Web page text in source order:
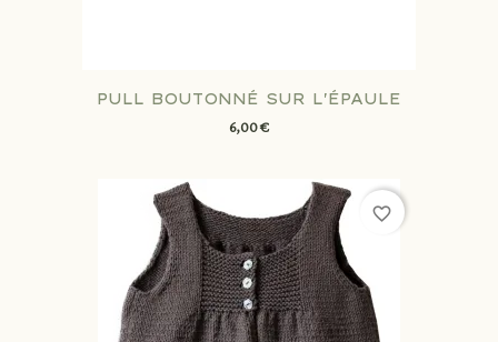
PULL BOUTONNÉ SUR L'ÉPAULE
6,00 €
favorite_border